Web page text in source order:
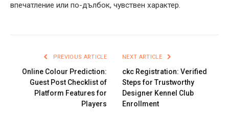
впечатление или по-дълбок, чувствен характер.
PREVIOUS ARTICLE
Online Colour Prediction:
Guest Post Checklist of
Platform Features for
Players
NEXT ARTICLE
ckc Registration: Verified
Steps for Trustworthy
Designer Kennel Club
Enrollment